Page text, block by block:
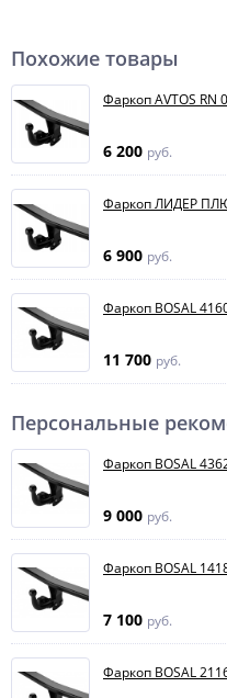
Похожие товары
Фаркоп AVTOS RN
6 200 руб.
Фаркоп ЛИДЕР
6 900 руб.
Фаркоп BOSAL
11 700 руб.
Персональные
Фаркоп BOSAL
9 000 руб.
Фаркоп BOSAL
7 100 руб.
Фаркоп BOSAL